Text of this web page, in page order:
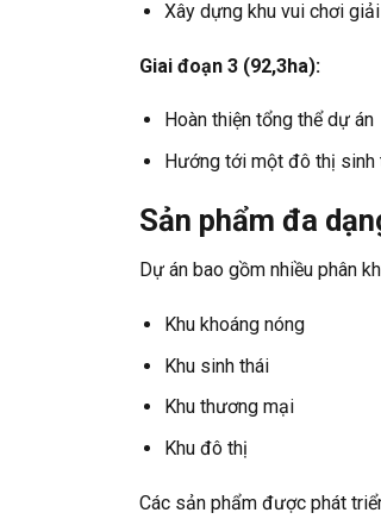
Xây dựng khu vui chơi
Giai đoạn 3 (92,3ha):
Hoàn thiện tổng thể dự án
Hướng tới một đô thị sinh
Sản phẩm đa
Dự án bao gồm nhiều phân
Khu khoáng nóng
Khu sinh thái
Khu thương mại
Khu đô thị
Các sản phẩm được phát